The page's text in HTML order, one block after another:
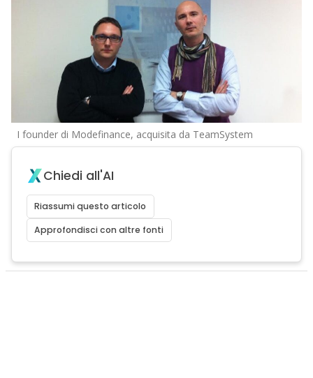
I founder di Modefinance, acquisita da TeamSystem
Chiedi all'AI
Riassumi questo articolo
Approfondisci con altre fonti